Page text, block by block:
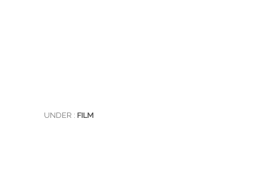
UNDER : FILM